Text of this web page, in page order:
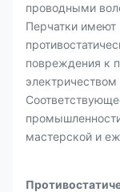
проводными
Перчатки имеют
повреждения к
мастерской и